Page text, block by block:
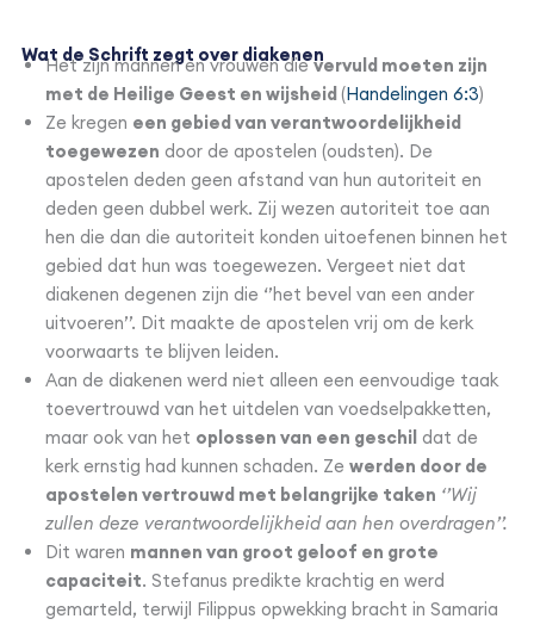
Wat de Schrift zegt over diakenen
Het zijn mannen en vrouwen dievervuld moeten zijn
met de Heilige Geest en wijsheid(Handelingen 6:3)
Ze kregen een gebied van verantwoordelijkheid
toegewezen door de apostelen (oudsten). De
apostelen deden geen afstand van hun autoriteit en
deden geen dubbel werk. Zij wezen autoriteit toe aan
hen die dan die autoriteit konden uitoefenen binnen het
gebied dat hun was toegewezen. Vergeet niet dat
diakenen degenen zijn die ‘’het bevel van een ander
uitvoeren’’. Dit maakte de apostelen vrij om de kerk
voorwaarts te blijven leiden.
Aan de diakenen werd niet alleen een eenvoudige taak
toevertrouwd van het uitdelen van voedselpakketten,
maar ook van het oplossen van een geschildat de
kerk ernstig had kunnen schaden. Ze werden door de
apostelen vertrouwd met belangrijke taken ‘’Wij
zullen deze verantwoordelijkheid aan hen overdragen’’.
Dit waren mannen van groot geloof en grote
capaciteit. Stefanus predikte krachtig en werd
gemarteld, terwijl Filippus opwekking bracht in Samaria